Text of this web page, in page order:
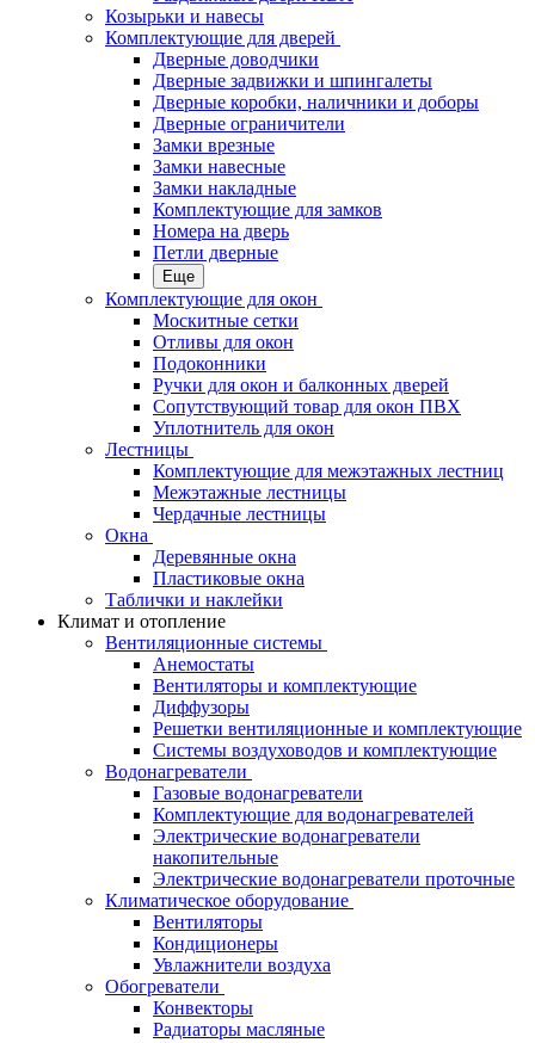
Козырьки и навесы
Комплектующие для дверей
Дверные доводчики
Дверные задвижки и шпингалеты
Дверные коробки, наличники и доборы
Дверные ограничители
Замки врезные
Замки навесные
Замки накладные
Комплектующие для замков
Номера на дверь
Петли дверные
Еще
Комплектующие для окон
Москитные сетки
Отливы для окон
Подоконники
Ручки для окон и балконных дверей
Сопутствующий товар для окон ПВХ
Уплотнитель для окон
Лестницы
Комплектующие для межэтажных лестниц
Межэтажные лестницы
Чердачные лестницы
Окна
Деревянные окна
Пластиковые окна
Таблички и наклейки
Климат и отопление
Вентиляционные системы
Анемостаты
Вентиляторы и комплектующие
Диффузоры
Решетки вентиляционные и комплектующие
Системы воздуховодов и комплектующие
Водонагреватели
Газовые водонагреватели
Комплектующие для водонагревателей
Электрические водонагреватели
накопительные
Электрические водонагреватели проточные
Климатическое оборудование
Вентиляторы
Кондиционеры
Увлажнители воздуха
Обогреватели
Конвекторы
Радиаторы масляные